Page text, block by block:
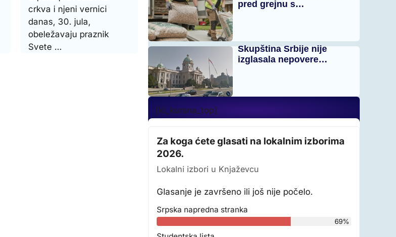
crkva i njeni vernici
danas, 30. jula,
obeležavaju praznik
Svete …
pred grejnu s…
Skupština Srbije nije
izglasala nepovere…
[kl_kursna_top]
Za koga ćete glasati na lokalnim izborima
2026.
Lokalni izbori u Knjaževcu
Glasanje je završeno ili još nije počelo.
Srpska napredna stranka
69%